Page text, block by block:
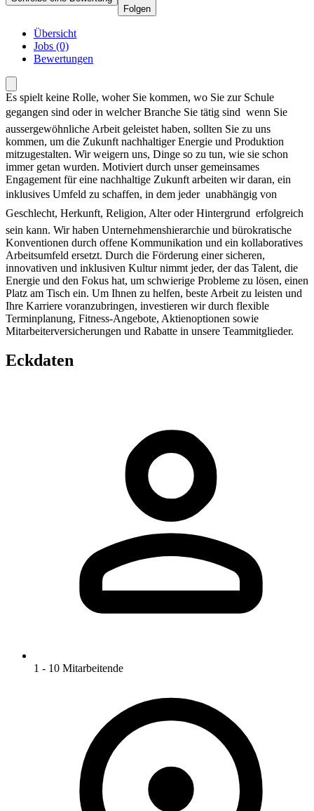
Folgen
Übersicht
Jobs (0)
Bewertungen
Es spielt keine Rolle, woher Sie kommen, wo Sie zur Schule
gegangen sind oder in welcher Branche Sie tätig sind  wenn Sie
aussergewöhnliche Arbeit geleistet haben, sollten Sie zu uns
kommen, um die Zukunft nachhaltiger Energie und Produktion
mitzugestalten. Wir weigern uns, Dinge so zu tun, wie sie schon
immer getan wurden. Motiviert durch unser gemeinsames
Engagement für eine nachhaltige Zukunft arbeiten wir daran, ein
inklusives Umfeld zu schaffen, in dem jeder  unabhängig von
Geschlecht, Herkunft, Religion, Alter oder Hintergrund  erfolgreich
sein kann. Wir haben Unternehmenshierarchie und bürokratische
Konventionen durch offene Kommunikation und ein kollaboratives
Arbeitsumfeld ersetzt. Durch die Förderung einer sicheren,
innovativen und inklusiven Kultur nimmt jeder, der das Talent, die
Energie und den Fokus hat, um schwierige Probleme zu lösen, einen
Platz am Tisch ein. Um Ihnen zu helfen, beste Arbeit zu leisten und
Ihre Karriere voranzubringen, investieren wir durch flexible
Terminplanung, Fitness-Angebote, Aktienoptionen sowie
Mitarbeiterversicherungen und Rabatte in unsere Teammitglieder.
Eckdaten
1 - 10 Mitarbeitende